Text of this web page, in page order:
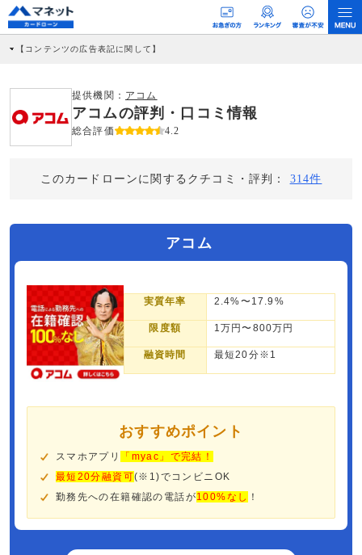
【コンテンツの広告表記に関して】
社に対して企業から紹介報酬が支払われるという収益モデルです。 ただし、特定の
商品を根拠なくPRするものではなく、当編集部の調査／ユーザーへの口コミ収集な
どに基づき、公平性を担保した情報提供を行っています。
>提携企業一覧
提供機関： アコム
アコムの評判・口コミ情報
総合評価 4.2
このカードローンに関するクチコミ・評判： 314件
アコム
実質年率 2.4%〜17.9%
限度額 1万円〜800万円
融資時間 最短20分※1
おすすめポイント
スマホアプリ
「myac」で完結！
最短20分融資可(※1)でコンビニOK
勤務先への在籍確認の電話が100%なし ！